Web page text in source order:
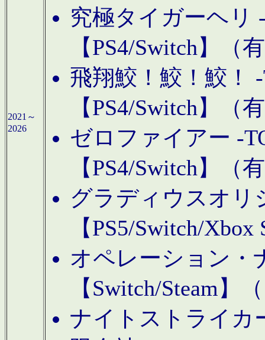
2021～
2026
究極タイガーヘリ
【PS4/Switch】（
飛翔鮫！鮫！鮫！
【PS4/Switch】（
ゼロファイアー -
【PS4/Switch】（
グラディウスオリ
【PS5/Switch/
オペレーション・
【Switch/Steam】
ナイトストライカ